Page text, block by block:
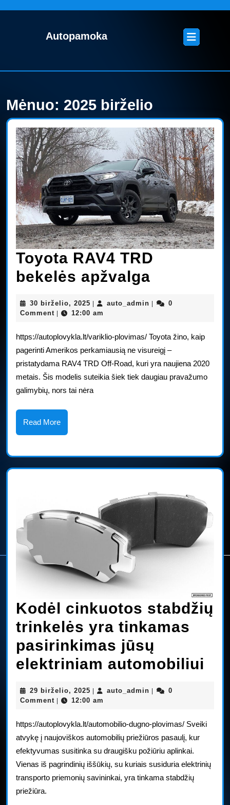
Autopamoka
Open
Button
Mėnuo: 2025 birželio
Toyota RAV4 TRD
bekelės apžvalga
bekelės
apžvalga
30 birželio, 2025 30
birželio,
auto_admin auto_admin
0
Comment
12:00 am
https://autoplovykla.lt/variklio-plovimas/ Toyota žino, kaip
pagerinti Amerikos perkamiausią ne visureigį –
pristatydama RAV4 TRD Off-Road, kuri yra naujiena 2020
metais. Šis modelis suteikia šiek tiek daugiau pravažumo
galimybių, nors tai nėra
Read MoreRead
More
Kodėl cinkuotos stabdžių
trinkelės yra tinkamas
pasirinkimas jūsų
elektriniam automobiliui
29 birželio, 2025 29
birželio,
| auto_admin auto_admin
|
0
Comment | 12:00 am
https://autoplovykla.lt/automobilio-dugno-plovimas/ Sveiki
atvykę į naujoviškos automobilių priežiūros pasaulį, kur
efektyvumas susitinka su draugišku požiūriu aplinkai.
Vienas iš pagrindinių iššūkių, su kuriais susiduria elektrinių
transporto priemonių savininkai, yra tinkama stabdžių
priežiūra.